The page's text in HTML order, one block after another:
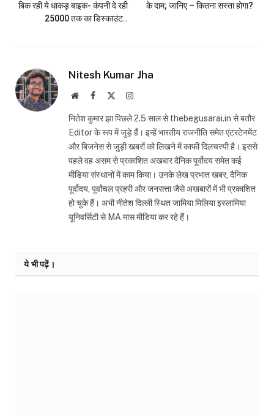
बिक रही ये धाकड़ बाइक- कंपनी दे रही
₹25000 तक का डिस्काउंट..
के दाम; जानिए – कितना सस्ता होगा?
Nitesh Kumar Jha
WebsiteFacebook Instagram
नितेश कुमार झा पिछले 2.5 साल से thebegusarai.in से बतौर
Editor के रूप में जुड़े हैं। इन्हें भारतीय राजनीति समेत एंटरटेनमेंट
और बिजनेस से जुड़ी खबरों को लिखने में काफी दिलचस्पी है। इससे
पहले वह असम से प्रकाशित अखबार दैनिक पूर्वोदय समेत कई
मीडिया संस्थानों में काम किया। उनके लेख प्रभात खबर, दैनिक
पूर्वोदय, पूर्वांचल प्रहरी और जनसत्ता जैसे अखबारों में भी प्रकाशित
हो चुके हैं। अभी नीतेश दिल्ली स्थित जामिया मिलिया इस्लामिया
यूनिवर्सिटी से MA मास मीडिया कर रहे हैं।
ये भी पढ़ें।